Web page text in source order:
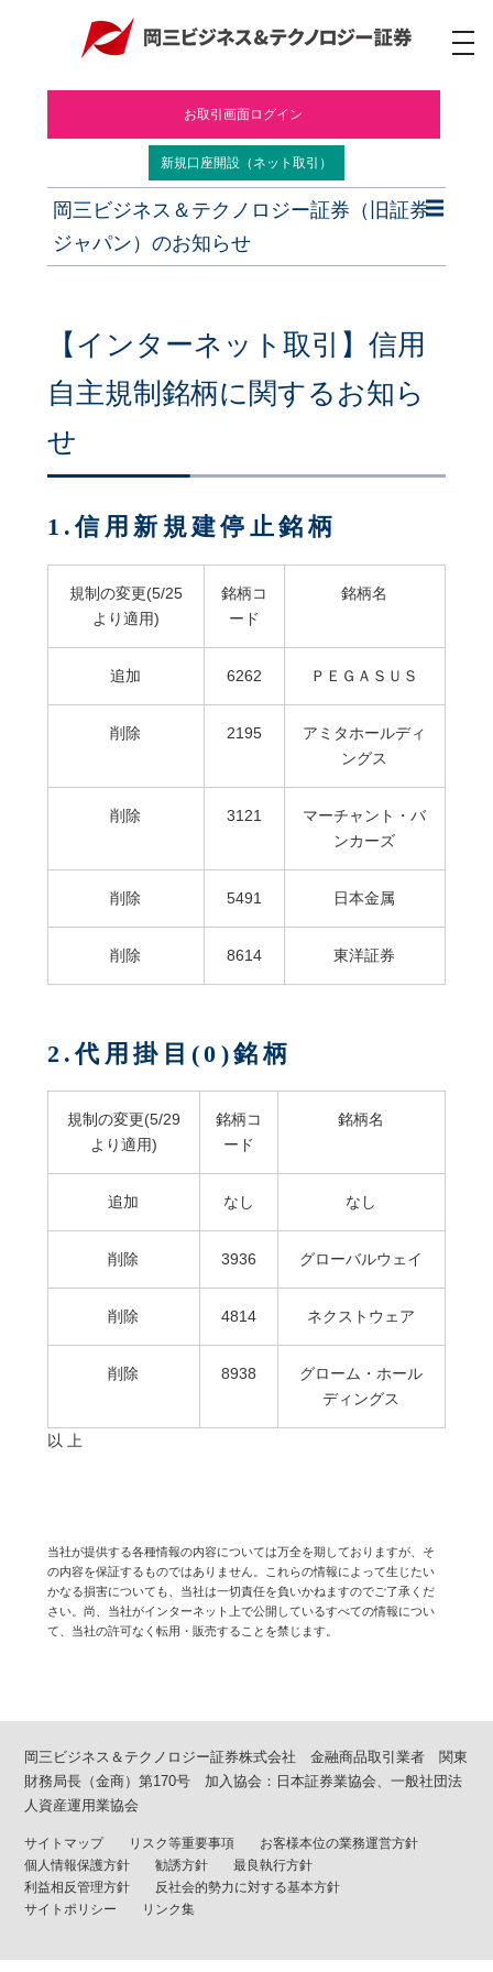
ナ
ビ
【インターネット取引】信用
自主規制銘柄に関するお知ら
せ
1.信用新規建停止銘柄
規制の変更(5/25
より適用)
銘柄コ
ード
銘柄名
追加 6262 ＰＥＧＡＳＵＳ
削除 2195
アミタホールディ
ングス
削除 3121
マーチャント・バ
ンカーズ
削除 5491 日本金属
削除 8614 東洋証券
2.代用掛目(0)銘柄
規制の変更(5/29
より適用)
銘柄コ
ード
銘柄名
追加 なし なし
削除 3936 グローバルウェイ
削除 4814 ネクストウェア
削除 8938
グローム・ホール
ディングス
以 上
当社が提供する各種情報の内容については万全を期しておりますが、そ
の内容を保証するものではありません。これらの情報によって生じたい
かなる損害についても、当社は一切責任を負いかねますのでご了承くだ
さい。尚、当社がインターネット上で公開しているすべての情報につい
て、当社の許可なく転用・販売することを禁じます。
お取引画面ログイン
新規口座開設（ネット取引）
岡三ビジネス＆テクノロジー証券（旧証券
ジャパン）のお知らせ
岡三ビジネス＆テクノロジー証券株式会社 金融商品取引業者 関東
財務局長（金商）第170号 加入協会：日本証券業協会、一般社団法
人資産運用業協会
サイトマップ リスク等重要事項
お客様本位の業務運営方針
個人情報保護方針
勧誘方針
最良執行方針
利益相反管理方針
反社会的勢力に対する基本方針
サイトポリシー
リンク集